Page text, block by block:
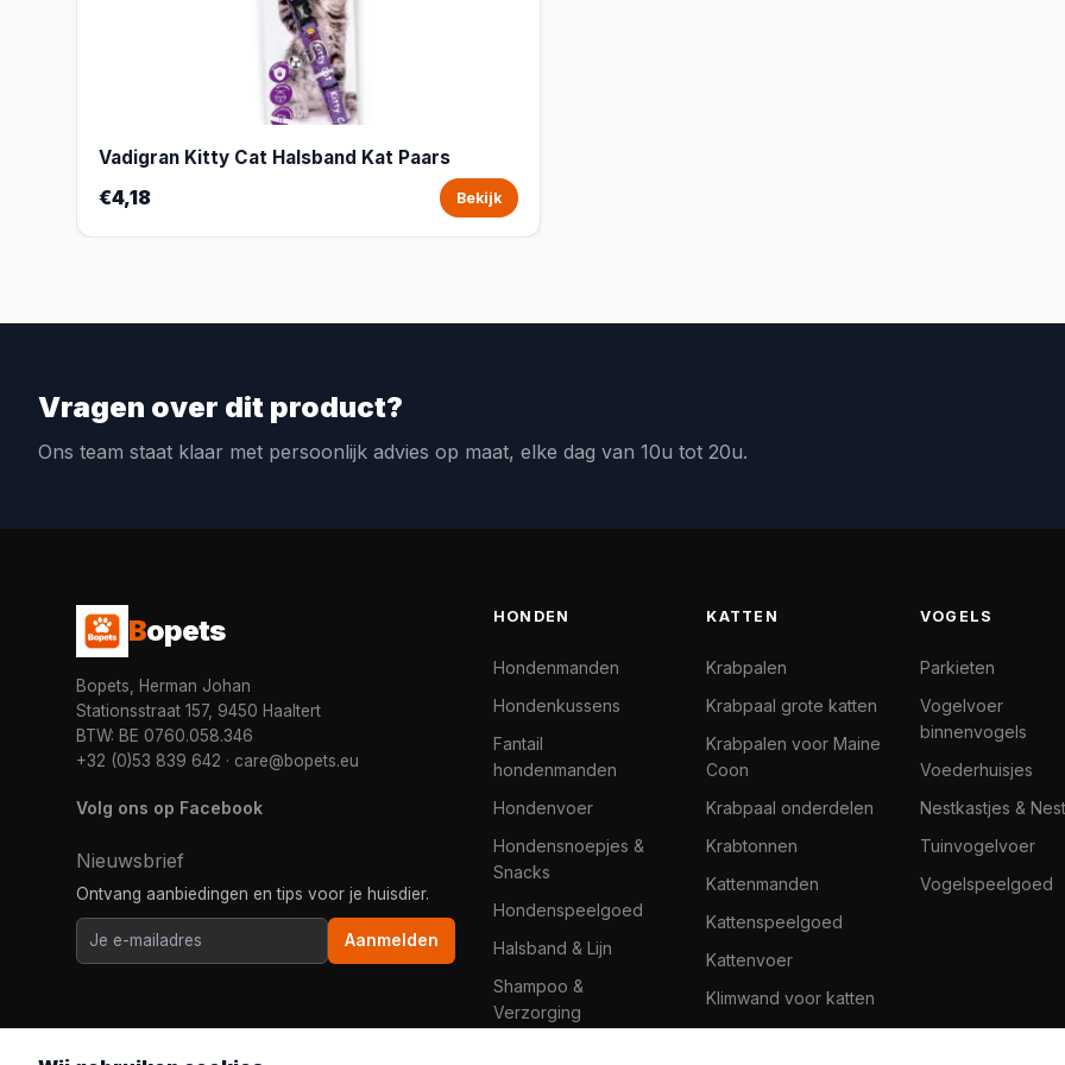
Vadigran Kitty Cat Halsband Kat Paars
€4,18 Bekijk
Vragen over dit product?
Ons team staat klaar met persoonlijk advies op maat, elke dag van 10u tot 20u.
Bopets
Bopets, Herman Johan
Stationsstraat 157, 9450 Haaltert
BTW: BE 0760.058.346
+32 (0)53 839 642 · care@bopets.eu
Volg ons op Facebook
Nieuwsbrief
Ontvang aanbiedingen en tips voor je huisdier.
Aanmelden
HONDEN
Hondenmanden
Hondenkussens
Fantail
hondenmanden
Hondenvoer
Hondensnoepjes &
Snacks
Hondenspeelgoed
Halsband & Lijn
Shampoo &
Verzorging
KATTEN
Krabpalen
Krabpaal grote katten
Krabpalen voor Maine
Coon
Krabpaal onderdelen
Krabtonnen
Kattenmanden
Kattenspeelgoed
Kattenvoer
Klimwand voor katten
VOGELS
Parkieten
Vogelvoer
binnenvogels
Voederhuisjes
Nestkastjes &
Tuinvogelvoer
Vogelspeelgoed